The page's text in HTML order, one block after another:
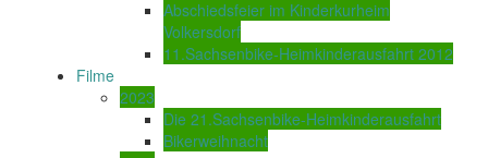
Abschiedsfeier im Kinderkurheim
Volkersdorf
11.Sachsenbike-Heimkinderausfahrt 2012
Filme
2023
Die 21.Sachsenbike-Heimkinderausfahrt
Bikerweihnacht